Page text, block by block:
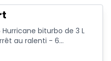
biturbo de 3 L
au ralenti - 6...